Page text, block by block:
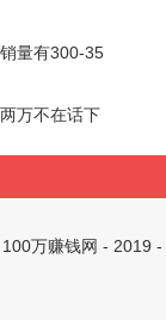
量有300-35
万不在话下
100万赚钱网 - 2019 -